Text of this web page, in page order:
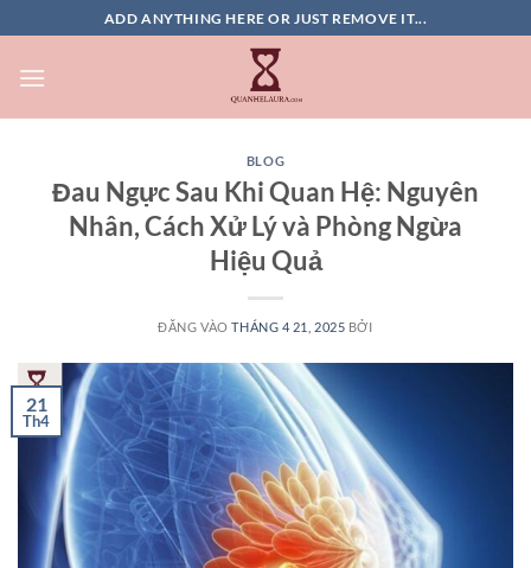
qua
nội
ADD ANYTHING HERE OR JUST REMOVE IT...
BLOG
Đau Ngực Sau Khi Quan Hệ: Nguyên
Nhân, Cách Xử Lý và Phòng Ngừa
Hiệu Quả
ĐĂNG VÀOTHÁNG 4 21, 2025 BỞI
21
Th4